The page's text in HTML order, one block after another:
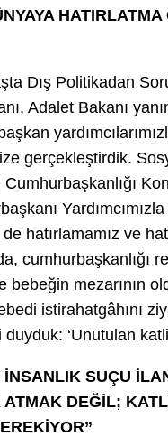
Dış Politikadan
Adalet Bakanı
gerçekleştirdik.
hatırlamamız ve
cumhurbaşkanlığı
bebeğin mezarının
istirahatgâhını
‘Unutulan
SUÇU
DEĞİL;